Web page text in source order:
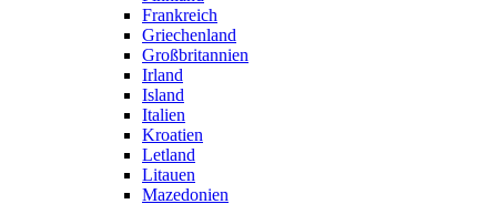
Frankreich
Griechenland
Großbritannien
Irland
Island
Italien
Kroatien
Letland
Litauen
Mazedonien